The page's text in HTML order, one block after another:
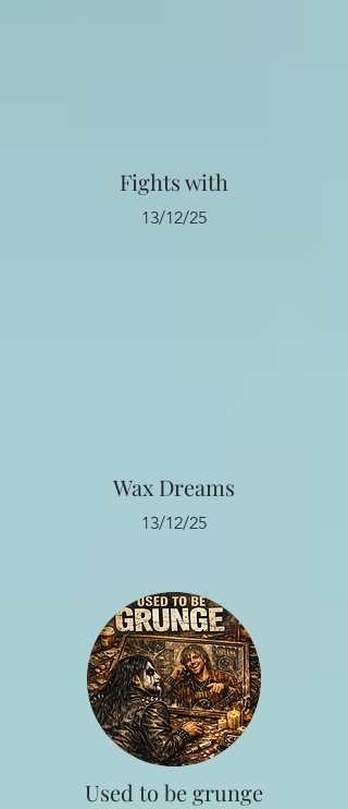
Fights with
13/12/25
Wax Dreams
13/12/25
Used to be grunge